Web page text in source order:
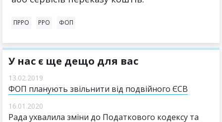
ПРРО РРО ФОП
У нас є ще дещо для вас
13.02.2019
ФОП планують звільнити від подвійного ЄСВ
16.01.2020
Рада ухвалила зміни до Податкового кодексу та